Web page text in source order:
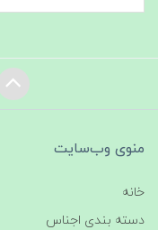
منوی وب‌سایت
خانه
دسته بندی اجناس